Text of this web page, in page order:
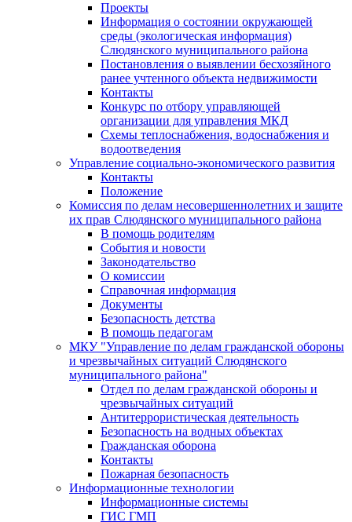
Проекты
Информация о состоянии окружающей
среды (экологическая информация)
Слюдянского муниципального района
Постановления о выявлении бесхозяйного
ранее учтенного объекта недвижимости
Контакты
Конкурс по отбору управляющей
организации для управления МКД
Схемы теплоснабжения, водоснабжения и
водоотведения
Управление социально-экономического развития
Контакты
Положение
Комиссия по делам несовершеннолетних и защите
их прав Слюдянского муниципального района
В помощь родителям
События и новости
Законодательство
О комиссии
Справочная информация
Документы
Безопасность детства
В помощь педагогам
МКУ "Управление по делам гражданской обороны
и чрезвычайных ситуаций Слюдянского
муниципального района"
Отдел по делам гражданской обороны и
чрезвычайных ситуаций
Антитеррористическая деятельность
Безопасность на водных объектах
Гражданская оборона
Контакты
Пожарная безопасность
Информационные технологии
Информационные системы
ГИС ГМП